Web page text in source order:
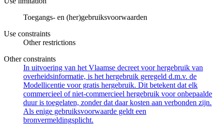
Toegangs- en (her)gebruiksvoorwaarden
Use constraints
Other restrictions
Other constraints
In uitvoering van het Vlaamse decreet voor hergebruik van
overheidsinformatie, is het hergebruik geregeld d.m.v. de
Modellicentie voor gratis hergebruik. Dit betekent dat elk
commercieel of niet-commercieel hergebruik voor onbepaalde
duur is toegelaten, zonder dat daar kosten aan verbonden zijn.
Als enige gebruiksvoorwaarde geldt een
bronvermeldingsplicht.